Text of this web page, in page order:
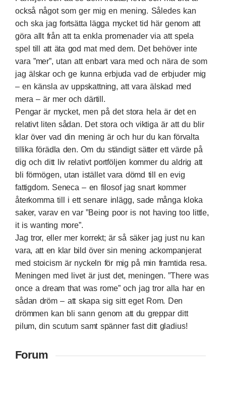
också något som ger mig en mening. Således kan
och ska jag fortsätta lägga mycket tid här genom att
göra allt från att ta enkla promenader via att spela
spel till att äta god mat med dem. Det behöver inte
vara ”mer”, utan att enbart vara med och nära de som
jag älskar och ge kunna erbjuda vad de erbjuder mig
– en känsla av uppskattning, att vara älskad med
mera – är mer och därtill.
Pengar är mycket, men på det stora hela är det en
relativt liten sådan. Det stora och viktiga är att du blir
klar över vad din mening är och hur du kan förvalta
tillika förädla den. Om du ständigt sätter ett värde på
dig och ditt liv relativt portföljen kommer du aldrig att
bli förmögen, utan istället vara dömd till en evig
fattigdom. Seneca – en filosof jag snart kommer
återkomma till i ett senare inlägg, sade många kloka
saker, varav en var ”Being poor is not having too little,
it is wanting more”.
Jag tror, eller mer korrekt; är så säker jag just nu kan
vara, att en klar bild över sin mening ackompanjerat
med stoicism är nyckeln för mig på min framtida resa.
Meningen med livet är just det, meningen. ”There was
once a dream that was rome” och jag tror alla har en
sådan dröm – att skapa sig sitt eget Rom. Den
drömmen kan bli sann genom att du greppar ditt
pilum, din scutum samt spänner fast ditt gladius!
Forum